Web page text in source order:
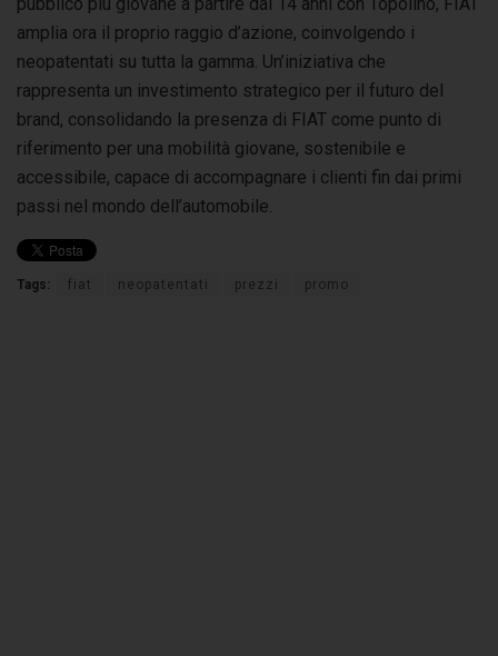
amplia ora il proprio raggio d’azione, coinvolgendo i
neopatentati su tutta la gamma. Un’iniziativa che
rappresenta un investimento strategico per il futuro del
brand, consolidando la presenza di FIAT come punto di
riferimento per una mobilità giovane, sostenibile e
accessibile, capace di accompagnare i clienti fin dai primi
passi nel mondo dell’automobile.
Tags: fiat neopatentati prezzi promo